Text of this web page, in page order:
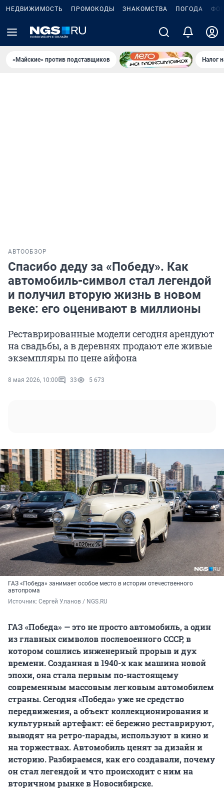
НЕДВИЖИМОСТЬ ПРОМОКОДЫ ЗНАКОМСТВА ПОГОДА
«Майские» против подставщиков Налог
АВТООБЗОР
Спасибо деду за «Победу». Как
автомобиль-символ стал легендой
и получил вторую жизнь в новом
веке: его оценивают в миллионы
Реставрированные модели сегодня арендуют
на свадьбы, а в деревнях продают еле живые
экземпляры по цене айфона
8 мая 2026, 10:00 33 5 673
ГАЗ «Победа» занимает особое место в истории отечественного
автопрома
Источник: Сергей Уланов / NGS.RU
ГАЗ «Победа» — это не просто автомобиль, а один
из главных символов послевоенного СССР, в
котором сошлись инженерный прорыв и дух
времени. Созданная в 1940-х как машина новой
эпохи, она стала первым по-настоящему
современным массовым легковым автомобилем
страны. Сегодня «Победа» уже не средство
передвижения, а объект коллекционирования и
культурный артефакт: её бережно реставрируют,
выводят на ретро-парады, используют в кино и
на торжествах. Автомобиль ценят за дизайн и
историю. Разбираемся, как его создавали, почему
он стал легендой и что происходит с ним на
вторичном рынке в Новосибирске.